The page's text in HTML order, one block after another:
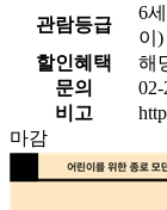
관람등급
6
이)
할인혜택
해
문의
02-
비고
마감